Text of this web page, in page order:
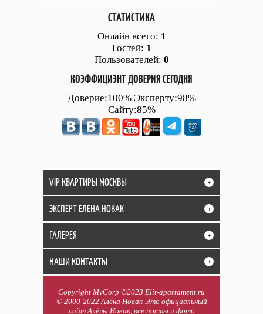
СТАТИСТИКА
Онлайн всего: 1
Гостей: 1
Пользователей: 0
КОЭФФИЦИЭНТ ДОВЕРИЯ СЕГОДНЯ
Доверие:100% Эксперту:98%
Сайту:85%
VIP КВАРТИРЫ МОСКВЫ +
ЭКСПЕРТ ЕЛЕНА НОВАК +
ГАЛЕРЕЯ +
НАШИ КОНТАКТЫ +
Copyright MyCorp ©2023 Elit-apartament.ru
© 2000-2022 Алёна Новак-Это официальный
сайт Алёны Новак, все посты и фото